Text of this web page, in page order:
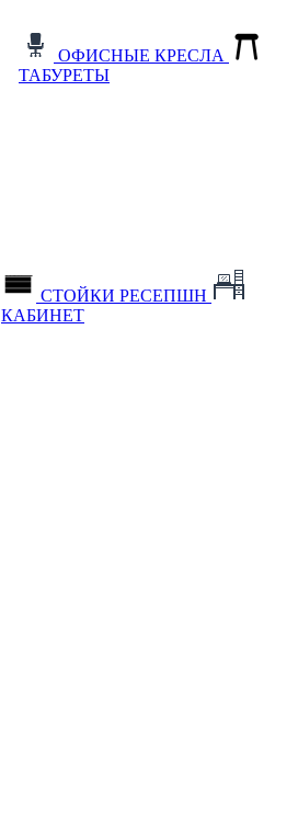
ОФИСНЫЕ КРЕСЛА
ТАБУРЕТЫ
СТОЙКИ РЕСЕПШН
КАБИНЕТ